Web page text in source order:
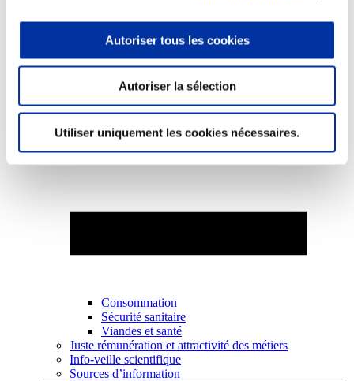
Autoriser tous les cookies
Autoriser la sélection
Utiliser uniquement les cookies nécessaires.
Alimentation de qualité, raisonnée et durable
Consommation
Sécurité sanitaire
Viandes et santé
Juste rémunération et attractivité des métiers
Info-veille scientifique
Sources d’information